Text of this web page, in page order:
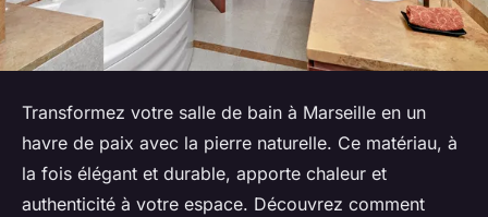
Transformez votre salle de bain à Marseille en un
havre de paix avec la pierre naturelle. Ce matériau, à
la fois élégant et durable, apporte chaleur et
authenticité à votre espace. Découvrez comment